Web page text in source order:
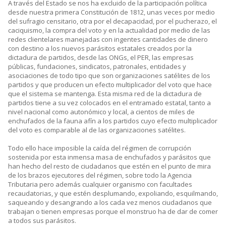
A través del Estado se nos ha excluido de la participación política
desde nuestra primera Constitución de 1812, unas veces por medio
del sufragio censitario, otra por el decapacidad, por el pucherazo, el
caciquismo, la compra del voto y en la actualidad por medio de las
redes clientelares manejadas con ingentes cantidades de dinero
con destino a los nuevos parásitos estatales creados por la
dictadura de partidos, desde las ONGs, el PER, las empresas
públicas, fundaciones, sindicatos, patronales, entidades y
asociaciones de todo tipo que son organizaciones satélites de los
partidos y que producen un efecto multiplicador del voto que hace
que el sistema se mantenga. Esta misma red de la dictadura de
partidos tiene a su vez colocados en el entramado estatal, tanto a
nivel nacional como autonómico y local, a cientos de miles de
enchufados de la fauna afín a los partidos cuyo efecto multiplicador
del voto es comparable al de las organizaciones satélites.
Todo ello hace imposible la caída del régimen de corrupción
sostenida por esta inmensa masa de enchufados y parásitos que
han hecho del resto de ciudadanos que estén en el punto de mira
de los brazos ejecutores del régimen, sobre todo la Agencia
Tributaria pero además cualquier organismo con facultades
recaudatorias, y que estén desplumando, expoliando, esquilmando,
saqueando y desangrando a los cada vez menos ciudadanos que
trabajan o tienen empresas porque el monstruo ha de dar de comer
a todos sus parásitos.